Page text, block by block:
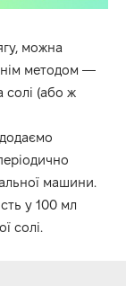
можна
методом —
солі (або ж
машини.
у 100 мл
солі.